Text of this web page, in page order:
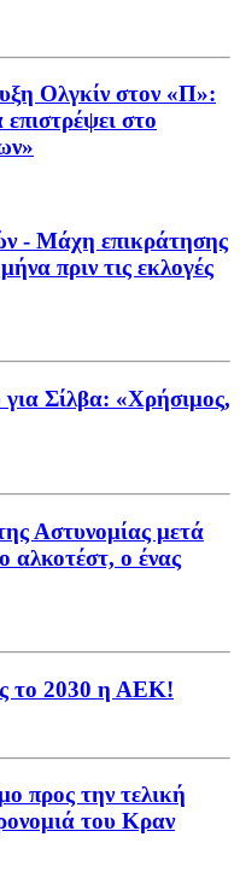
Ολγκίν στον «Π»:
στο
- Μάχη επικράτησης
πριν τις εκλογές
Σίλβα: «Χρήσιμος,
Αστυνομίας μετά
αλκοτέστ, ο ένας
το 2030 η ΑΕΚ!
προς την τελική
του Κραν